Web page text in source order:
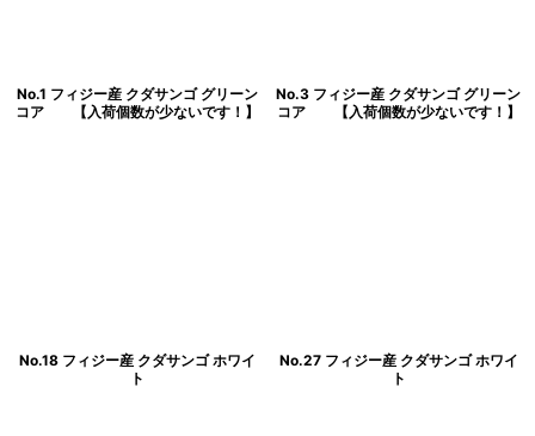
No.1 フィジー産 クダサンゴ グリーン
コア 【入荷個数が少ないです！】
No.3 フィジー産 クダサンゴ グリーン
コア 【入荷個数が少ないです！】
No.18 フィジー産 クダサンゴ ホワイ
ト
No.27 フィジー産 クダサンゴ ホワイ
ト